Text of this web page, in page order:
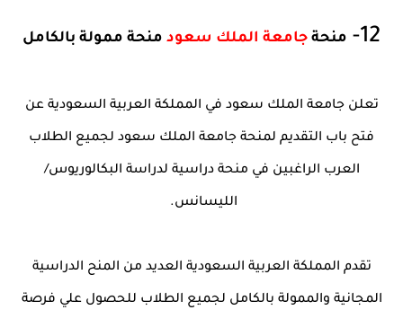
12- منحة جامعة الملك سعود منحة ممولة بالكامل
تعلن جامعة الملك سعود في المملكة العربية السعودية عن
فتح باب التقديم لمنحة جامعة الملك سعود لجميع الطلاب
العرب الراغبين في منحة دراسية لدراسة البكالوريوس/
الليسانس.
تقدم المملكة العربية السعودية العديد من المنح الدراسية
المجانية والممولة بالكامل لجميع الطلاب للحصول علي فرصة